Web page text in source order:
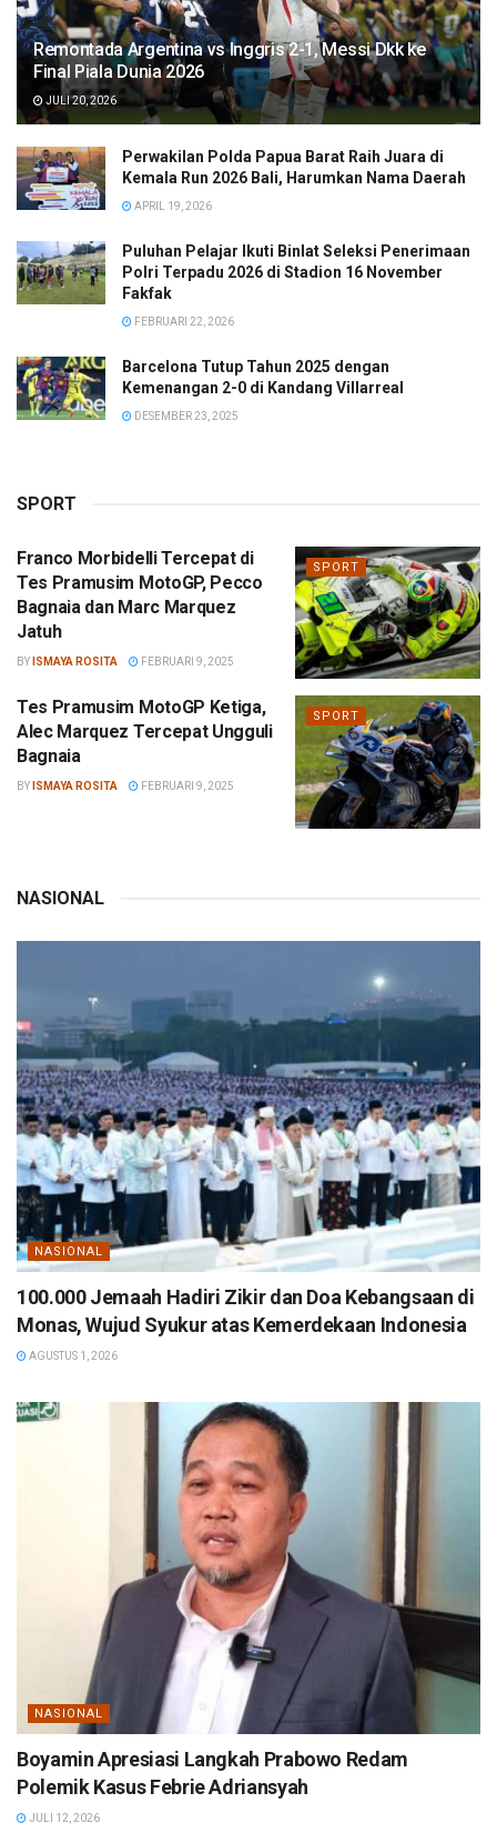
Remontada Argentina vs Inggris 2-1, Messi Dkk ke
Final Piala Dunia 2026
JULI 20, 2026
Perwakilan Polda Papua Barat Raih Juara di
Kemala Run 2026 Bali, Harumkan Nama Daerah
APRIL 19, 2026
Puluhan Pelajar Ikuti Binlat Seleksi Penerimaan
Polri Terpadu 2026 di Stadion 16 November
Fakfak
FEBRUARI 22, 2026
Barcelona Tutup Tahun 2025 dengan
Kemenangan 2-0 di Kandang Villarreal
DESEMBER 23, 2025
SPORT
SPORT
Franco Morbidelli Tercepat di
Tes Pramusim MotoGP, Pecco
Bagnaia dan Marc Marquez
Jatuh
BY ISMAYA ROSITA FEBRUARI 9, 2025
SPORT
Tes Pramusim MotoGP Ketiga,
Alec Marquez Tercepat Ungguli
Bagnaia
BY ISMAYA ROSITA FEBRUARI 9, 2025
NASIONAL
NASIONAL
100.000 Jemaah Hadiri Zikir dan Doa Kebangsaan di
Monas, Wujud Syukur atas Kemerdekaan Indonesia
AGUSTUS 1, 2026
NASIONAL
Boyamin Apresiasi Langkah Prabowo Redam
Polemik Kasus Febrie Adriansyah
JULI 12, 2026